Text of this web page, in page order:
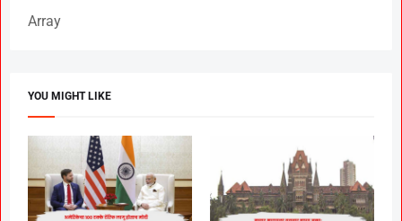
Array
YOU MIGHT LIKE